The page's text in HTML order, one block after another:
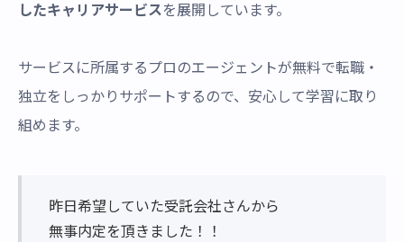
したキャリアサービスを展開しています。
サービスに所属するプロのエージェントが無料で転職・
独立をしっかりサポートするので、安心して学習に取り
組めます。
昨日希望していた受託会社さんから
無事内定を頂きました！！